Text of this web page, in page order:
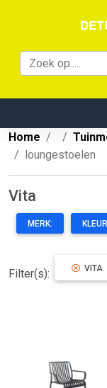
Home
loungestoelen
Vita
MERK:
Filter(s): VITA